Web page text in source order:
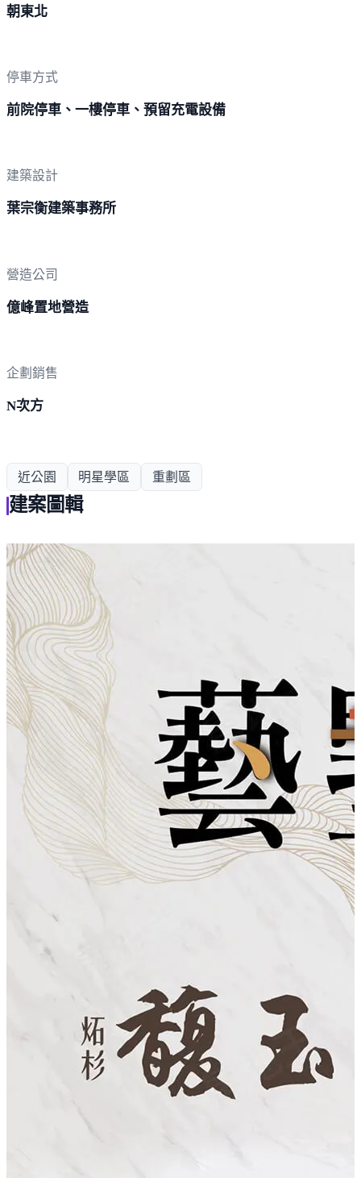
朝東北
停車方式
前院停車、一樓停車、預留充電設備
建築設計
葉宗衡建築事務所
營造公司
億峰置地營造
企劃銷售
N次方
近公園 明星學區 重劃區
建案圖輯